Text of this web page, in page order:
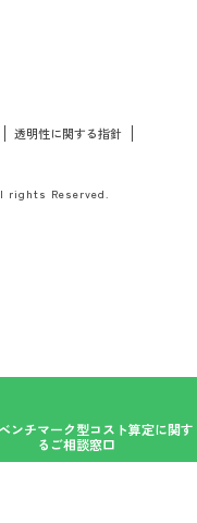
透明性に関する指針
rights Reserved.
ンチマーク型コスト算定に関す
るご相談窓口